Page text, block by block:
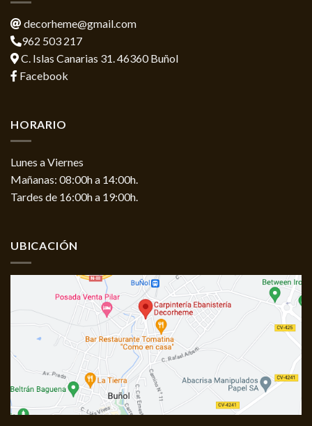
decorheme@gmail.com
962 503 217
C. Islas Canarias 31. 46360 Buñol
Facebook
HORARIO
Lunes a Viernes
Mañanas: 08:00h a 14:00h.
Tardes de 16:00h a 19:00h.
UBICACIÓN